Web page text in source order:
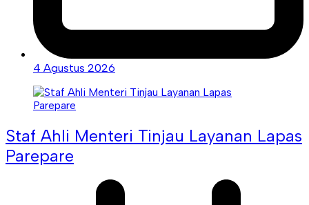
4 Agustus 2026
Staf Ahli Menteri Tinjau Layanan Lapas
Parepare